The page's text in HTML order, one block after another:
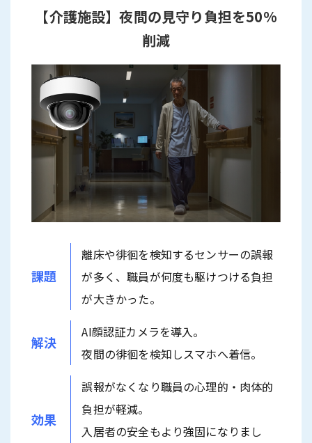
【介護施設】夜間の見守り負担を50%
削減
課題
離床や徘徊を検知するセンサーの誤報
が多く、職員が何度も駆けつける負担
が大きかった。
解決
AI顔認証カメラを導入。
夜間の徘徊を検知しスマホへ着信。
効果
誤報がなくなり職員の心理的・肉体的
負担が軽減。
入居者の安全もより強固になりまし